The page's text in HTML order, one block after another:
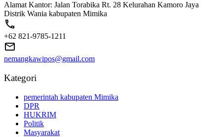
Alamat Kantor: Jalan Torabika Rt. 28 Kelurahan Kamoro Jaya
Distrik Wania kabupaten Mimika
+62 821-9785-1211
nemangkawipos@gmail.com
Kategori
pemerintah kabupaten Mimika
DPR
HUKRIM
Politik
Masyarakat